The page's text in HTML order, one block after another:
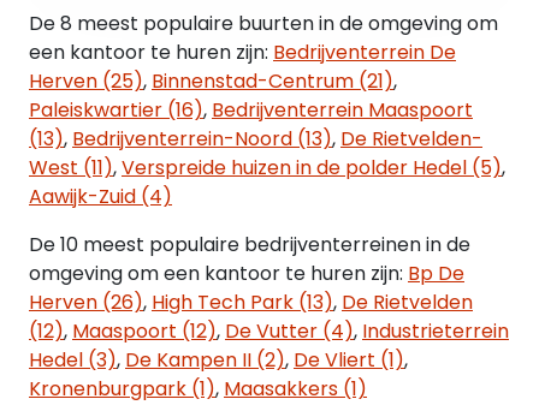
diverse busverbindingen en de korte afstand tot
het Centraal Station.
PARKEREN
Bij het object behoort een ruim aanbod aan
parkeergelegenheid. De parkeerplaatsen zijn
direct voor en aan de zijkant van het gebouw op
eigen terrein gesitueerd.
OMGEVINGSFACTOREN
De Rietvelden huisvest een grote diversiteit aan
gerenommeerde bedrijven zoals Heineken, Sligro
en de Bossche Container Terminal. De omgeving
wordt gekenmerkt door een sterke dynamiek
De 8 meest populaire buurten in de omgeving om
een kantoor te huren zijn: Bedrijventerrein De
Herven (25), Binnenstad-Centrum (21),
Paleiskwartier (16), Bedrijventerrein Maaspoort
(13), Bedrijventerrein-Noord (13), De Rietvelden-
West (11),Verspreide huizen in de polder Hedel (5),
Aawijk-Zuid (4)
De 10 meest populaire bedrijventerreinen in de
omgeving om een kantoor te huren zijn: Bp De
Herven (26), High Tech Park (13), De Rietvelden
(12), Maaspoort (12), De Vutter (4), Industrieterrein
Hedel (3), De Kampen II (2), De Vliert (1),
Kronenburgpark (1), Maasakkers (1)